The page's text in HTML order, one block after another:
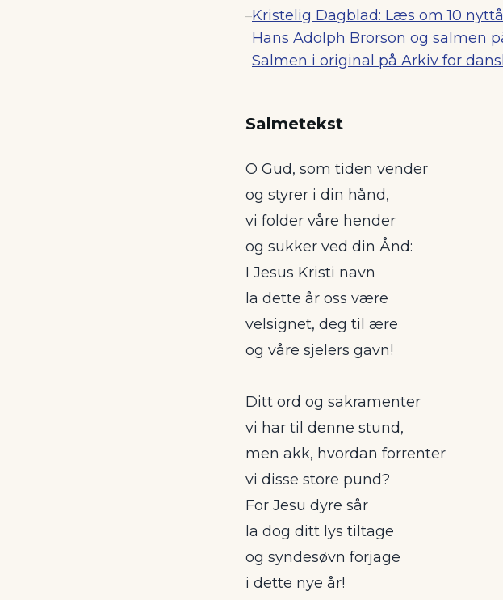
–Kristelig Dagblad: Læs om 10
Hans Adolph Brorson og salmen
Salmen i original på Arkiv for
Salmetekst
O Gud, som tiden vender
og styrer i din hånd,
vi folder våre hender
og sukker ved din Ånd:
I Jesus Kristi navn
la dette år oss være
velsignet, deg til ære
og våre sjelers gavn!
Ditt ord og sakramenter
vi har til denne stund,
men akk, hvordan forrenter
vi disse store pund?
For Jesu dyre sår
la dog ditt lys tiltage
og syndesøvn forjage
i dette nye år!